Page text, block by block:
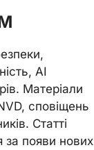
AI
Матеріали
сповіщень
Статті
за появи нових